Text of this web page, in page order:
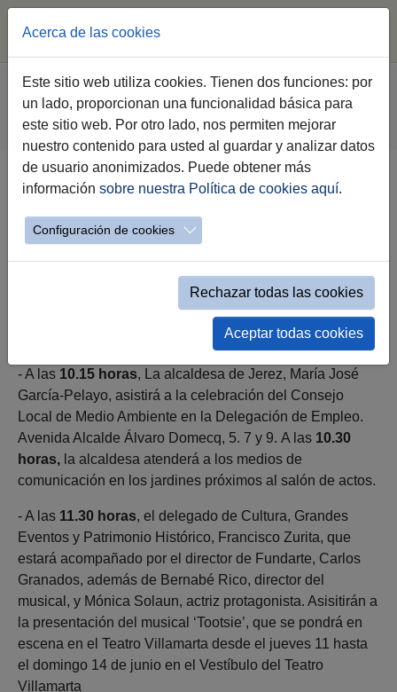
Saltar al contenido principal
Estás aquí:
Jerez.es Ayuntamiento
Gobierno
Agenda Institucional Gobierno
Evento Simple Alcaldía
Martes 2 de Junio 2026
martes 02 de junio a las 10:15h
- A las 10.15 horas, La alcaldesa de Jerez, María José
García-Pelayo, asistirá a la celebración del Consejo
Local de Medio Ambiente en la Delegación de Empleo.
Avenida Alcalde Álvaro Domecq, 5. 7 y 9. A las 10.30
horas, la alcaldesa atenderá a los medios de
comunicación en los jardines próximos al salón de actos.
- A las 11.30 horas, el delegado de Cultura, Grandes
Eventos y Patrimonio Histórico, Francisco Zurita, que
estará acompañado por el director de Fundarte, Carlos
Granados, además de Bernabé Rico, director del
musical, y Mónica Solaun, actriz protagonista. Asisitirán a
la presentación del musical ‘Tootsie’, que se pondrá en
escena en el Teatro Villamarta desde el jueves 11 hasta
el domingo 14 de junio en el Vestíbulo del Teatro
Villamarta
Acerca de las cookies
Este sitio web utiliza cookies. Tienen dos funciones: por
un lado, proporcionan una funcionalidad básica para
este sitio web. Por otro lado, nos permiten mejorar
nuestro contenido para usted al guardar y analizar datos
de usuario anonimizados. Puede obtener más
información sobre nuestra Política de cookies aquí.
Configuración de cookies
Rechazar todas las cookies
Aceptar todas cookies